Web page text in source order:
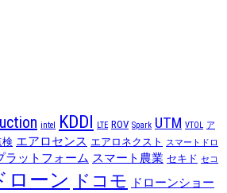
intel KDDI LTE ROV Spark UTM VTOL ア
検 エアロセンス エアロネクスト
スマートドロ
ラットフォーム スマート農業 セキド セコ
ローン ドコモ ドローンショー